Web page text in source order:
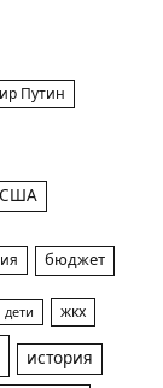
Путин
США
бюджет
дети жкх
история